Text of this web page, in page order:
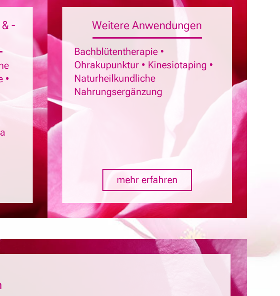
&
•
Weitere Anwendungen
Bachblütentherapie •
Ohrakupunktur • Kinesiotaping •
Naturheilkundliche
Nahrungsergänzung
mehr erfahren